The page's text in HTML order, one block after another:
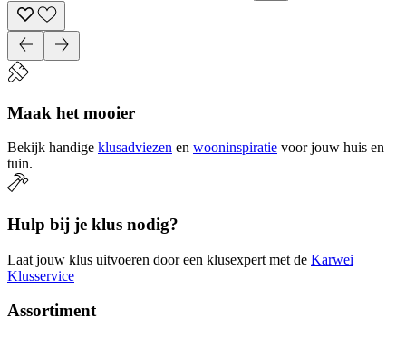
Maak het mooier
Bekijk handige klusadviezen en wooninspiratie voor jouw huis en
tuin.
Hulp bij je klus nodig?
Laat jouw klus uitvoeren door een klusexpert met de Karwei
Klusservice
Assortiment